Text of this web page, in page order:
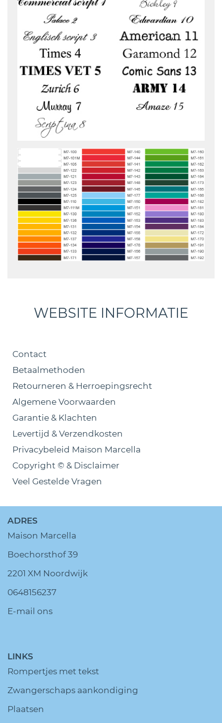
WEBSITE INFORMATIE
Contact
Betaalmethoden
Retourneren & Herroepingsrecht
Algemene Voorwaarden
Garantie & Klachten
Levertijd & Verzendkosten
Privacybeleid Maison Marcella
Copyright © & Disclaimer
Veel Gestelde Vragen
ADRES
Maison Marcella
Boechorsthof 39
2201 XM Noordwijk
0648156237
E-mail ons
LINKS
Rompertjes met tekst
Zwangerschaps aankondiging
Plaatsen